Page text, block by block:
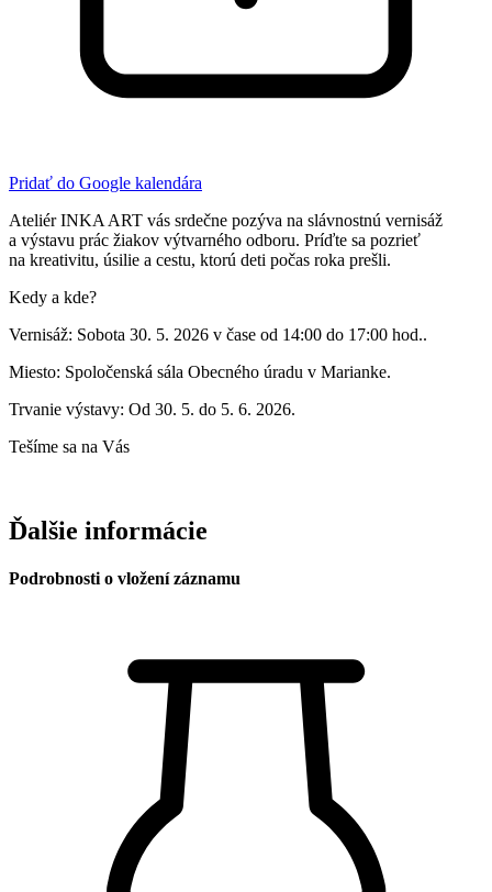
Pridať do Google kalendára
​Ateliér INKA ART vás srdečne pozýva na slávnostnú vernisáž
a výstavu prác žiakov výtvarného odboru. Príďte sa pozrieť
na kreativitu, úsilie a cestu, ktorú deti počas roka prešli.
​Kedy a kde?
​Vernisáž: Sobota 30. 5. 2026 v čase od 14:00 do 17:00 hod..
​Miesto: Spoločenská sála Obecného úradu v Marianke.
​Trvanie výstavy: Od 30. 5. do 5. 6. 2026.
Tešíme sa na Vás
Ďalšie informácie
Podrobnosti o vložení záznamu